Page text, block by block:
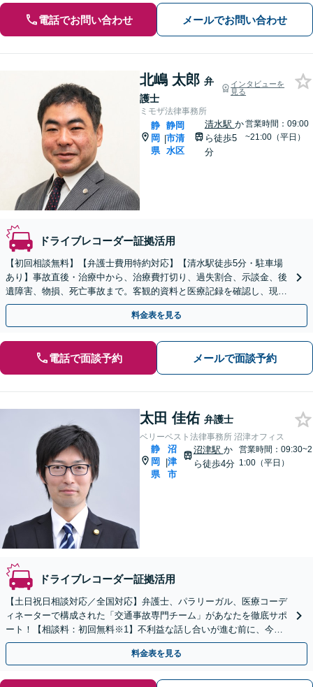
電話でお問い合わせ メールでお問い合わせ
北嶋 太郎 弁
護士
インタビューを
見る
ミモザ法律事務所
静
岡
県
|
静岡
市清
水区
清水駅 か
ら徒歩5
分
営業時間：09:00
~21:00（平日）
ドライブレコーダー証拠活用
【初回相談無料】【弁護士費用特約対応】【清水駅徒歩5分・駐車場
あり】事故直後・治療中から、治療費打切り、過失割合、示談金、後
遺障害、物損、死亡事故まで。客観的資料と医療記録を確認し、現在
の段階に応じた方針をご説明します。
料金表を見る
電話で面談予約 メールで面談予約
太田 佳佑 弁護士
ベリーベスト法律事務所 沼津オフィス
静
岡
県
|
沼
津
市
沼津駅 か
ら徒歩4分
営業時間：09:30~2
1:00（平日）
ドライブレコーダー証拠活用
【土日祝日相談対応／全国対応】弁護士、パラリーガル、医療コーデ
ィネーターで構成された「交通事故専門チーム」があなたを徹底サポ
ート！【相談料：初回無料※1】不利益な話し合いが進む前に、今す
ぐ相談！
料金表を見る